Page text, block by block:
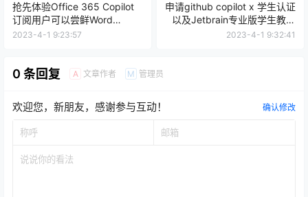
抢先体验Office 365 Copilot
订阅用户可以尝鲜Word
Copilot了！
2023-4-1 9:23:57
申请github copilot x 学生认证
以及Jetbrain专业版学生教育
免费教程
2023-4-1 9:32:41
0 条回复 A 文章作者 M 管理员
欢迎您，新朋友，感谢参与互动！ 确认修改